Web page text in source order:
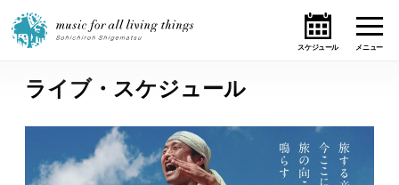
ホーム
ニュース
ライブ・スケジュール